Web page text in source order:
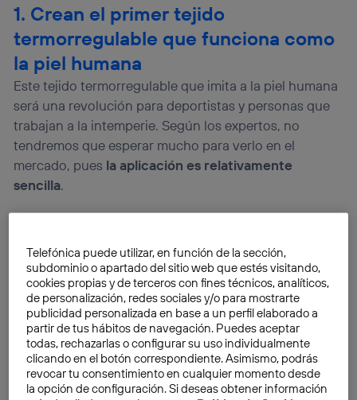
1. Crean el primer tejido
termorregulable que funciona como
la piel humana
Este tejido termorregulable que imita a la piel humana
será una revolución para deportistas y personas que
trabajan a la intemperie. Según los expertos, no
tendremos que esperar mucho para verlo en el
mercado, pues la aplicación es relativamente
sencilla.
termoregulable que imita a la piel humana. Será una
revolución para deportistas y personas que trabajan
a la intemperie.
Telefónica puede utilizar, en función de la sección,
subdominio o apartado del sitio web que estés visitando,
cookies propias y de terceros con fines técnicos, analíticos,
de personalización, redes sociales y/o para mostrarte
publicidad personalizada en base a un perfil elaborado a
partir de tus hábitos de navegación. Puedes aceptar
todas, rechazarlas o configurar su uso individualmente
clicando en el botón correspondiente. Asimismo, podrás
revocar tu consentimiento en cualquier momento desde
la opción de configuración. Si deseas obtener información